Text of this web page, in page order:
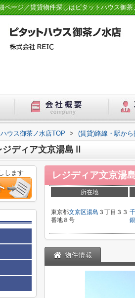
ージ／賃貸物件探しはピタットハウス御茶
ウス御茶ノ水店TOP > (賃貸)路線・駅から
ディア文京湯島Ⅱ
レジディア文京湯
所在地
東京都文京区湯島 ３丁目３３
番地８号
物件情報
します